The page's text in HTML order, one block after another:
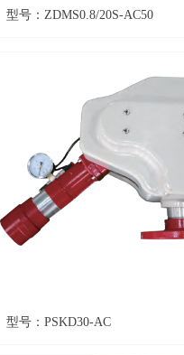
型号：ZDMS0.8/20S-AC50
型号：PSKD30-AC